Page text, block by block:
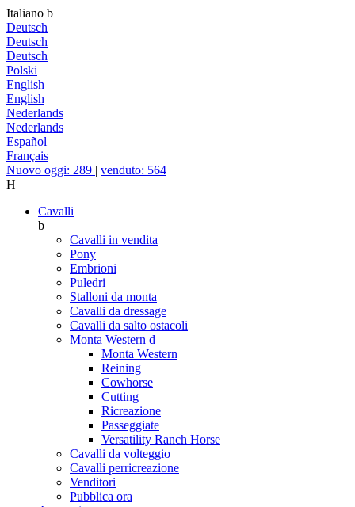
Italiano b
Deutsch
Deutsch
Deutsch
Polski
English
English
Nederlands
Nederlands
Español
Français
Nuovo oggi: 289 | venduto: 564
H
Cavalli
b
Cavalli in vendita
Pony
Embrioni
Puledri
Stalloni da monta
Cavalli da dressage
Cavalli da salto ostacoli
Monta Western d
Monta Western
Reining
Cowhorse
Cutting
Ricreazione
Passeggiate
Versatility Ranch Horse
Cavalli da volteggio
Cavalli perricreazione
Venditori
Pubblica ora